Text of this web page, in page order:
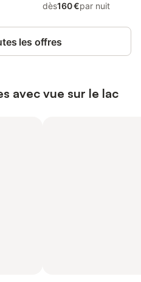
dès160 €par nuit
les offres
avec vue sur le lac